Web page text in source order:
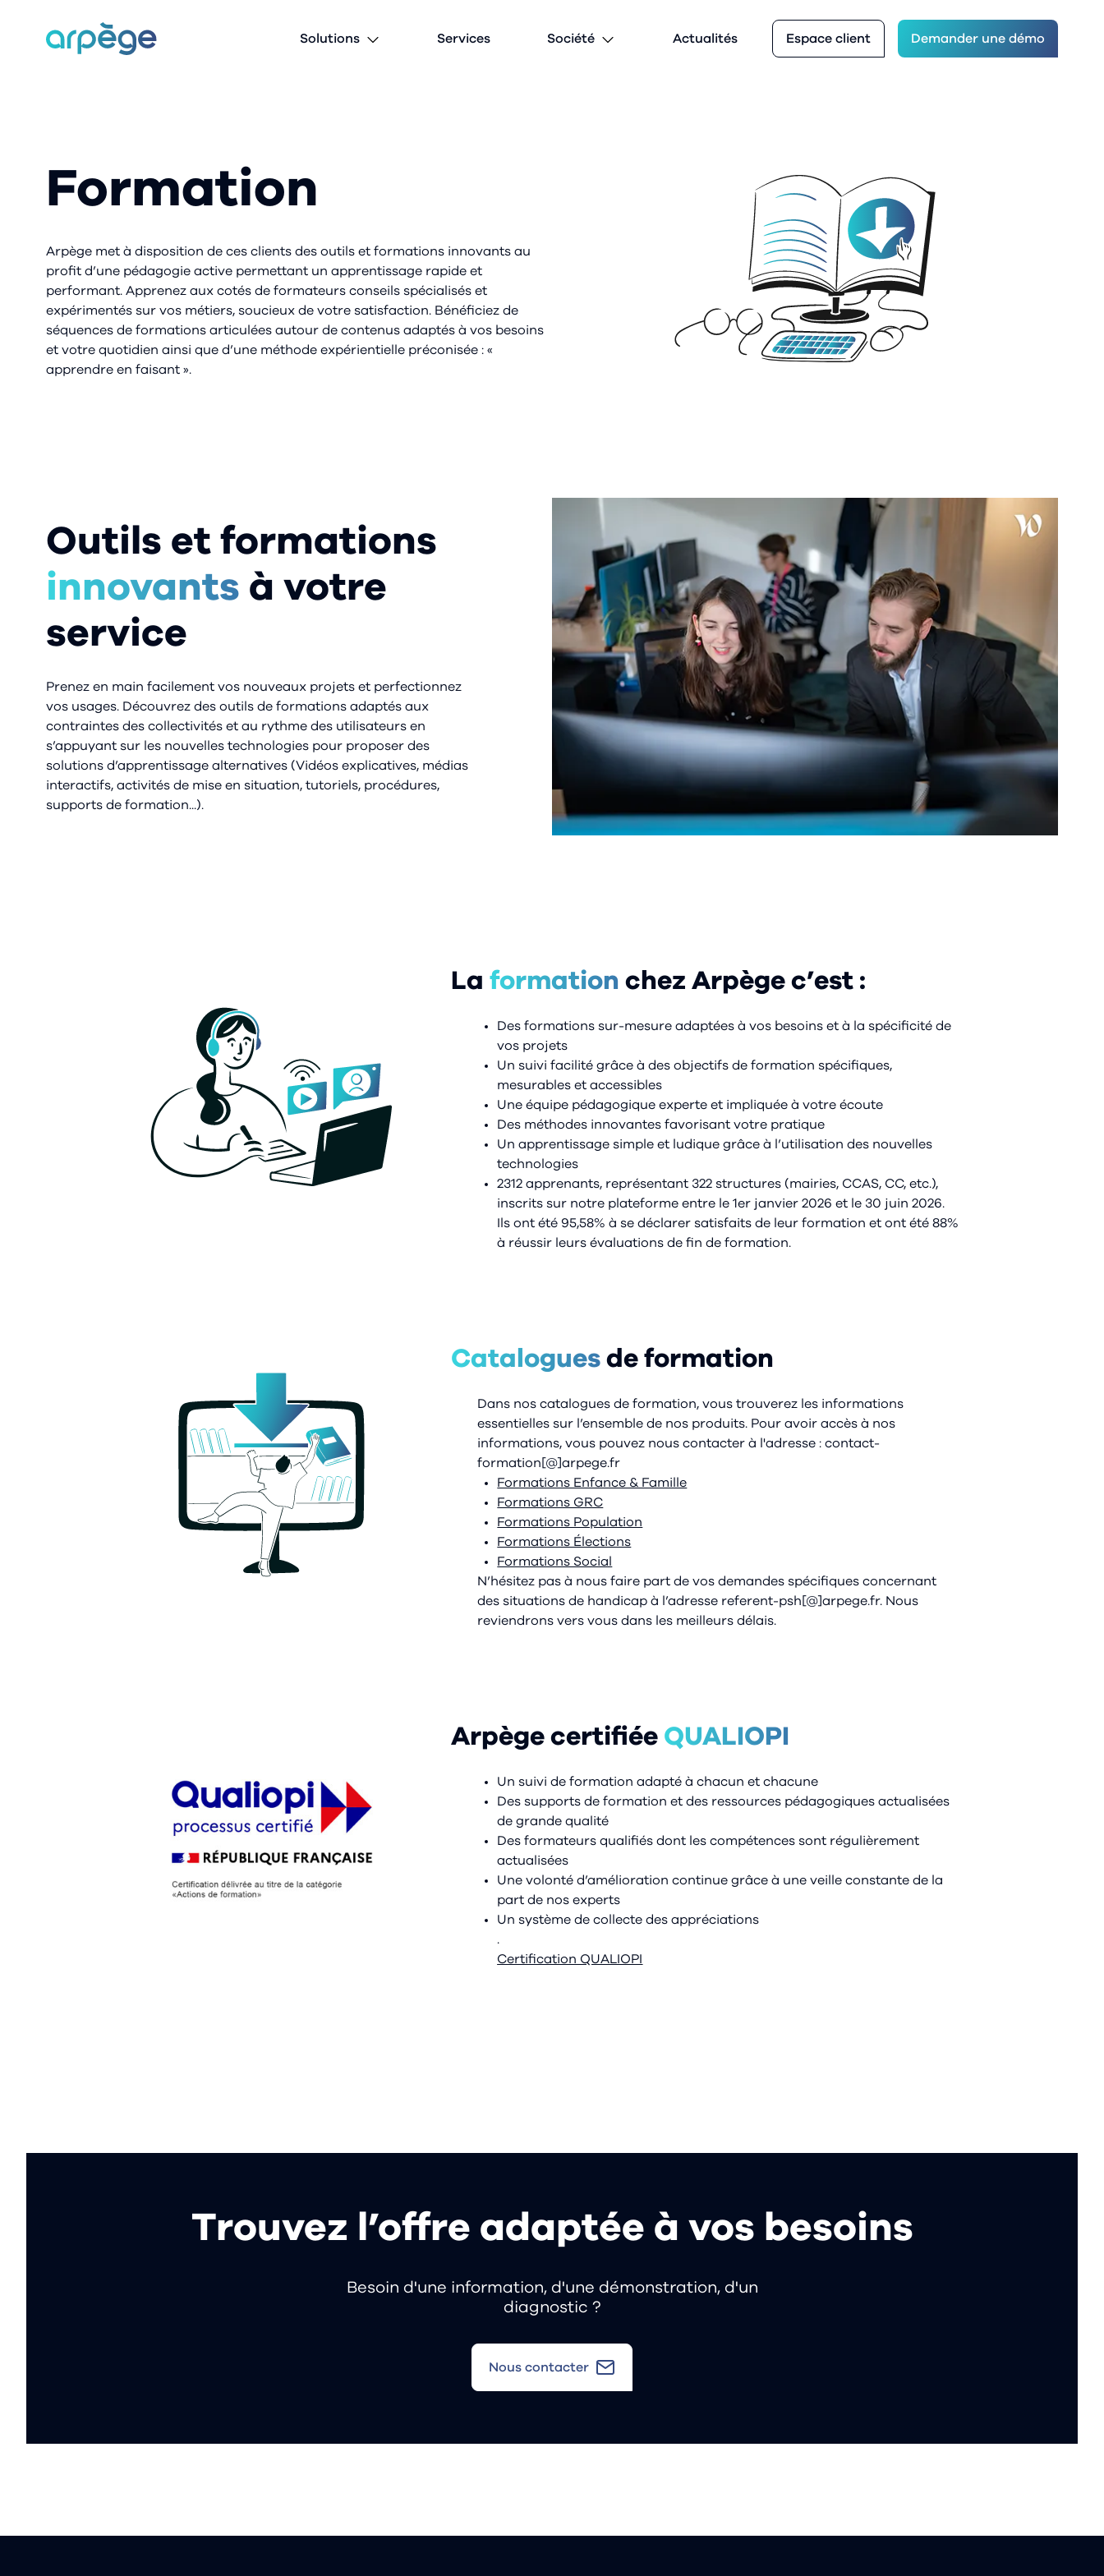
arpège
Solutions Services Société Actualités Espace client Demander une démo
Formation
Arpège met à disposition de ces clients des outils et formations innovants au
profit d’une pédagogie active permettant un apprentissage rapide et
performant. Apprenez aux cotés de formateurs conseils spécialisés et
expérimentés sur vos métiers, soucieux de votre satisfaction. Bénéficiez de
séquences de formations articulées autour de contenus adaptés à vos besoins
et votre quotidien ainsi que d’une méthode expérientielle préconisée : «
apprendre en faisant ».
Outils et formations
innovants à votre
service
Prenez en main facilement vos nouveaux projets et perfectionnez
vos usages. Découvrez des outils de formations adaptés aux
contraintes des collectivités et au rythme des utilisateurs en
s’appuyant sur les nouvelles technologies pour proposer des
solutions d’apprentissage alternatives (Vidéos explicatives, médias
interactifs, activités de mise en situation, tutoriels, procédures,
supports de formation...).
Laformation chez Arpège c’est :
Des formations sur-mesure adaptées à vos besoins et à la spécificité de
vos projets
Un suivi facilité grâce à des objectifs de formation spécifiques,
mesurables et accessibles
Une équipe pédagogique experte et impliquée à votre écoute
Des méthodes innovantes favorisant votre pratique
Un apprentissage simple et ludique grâce à l’utilisation des nouvelles
technologies
2312 apprenants, représentant 322 structures (mairies, CCAS, CC, etc.),
inscrits sur notre plateforme entre le 1er janvier 2026 et le 30 juin 2026.
Ils ont été 95,58% à se déclarer satisfaits de leur formation et ont été 88%
à réussir leurs évaluations de fin de formation.
Catalogues de formation
Dans nos catalogues de formation, vous trouverez les informations
essentielles sur l’ensemble de nos produits. Pour avoir accès à nos
informations, vous pouvez nous contacter à l'adresse : contact-
formation[@]arpege.fr
Formations Enfance & Famille
Formations GRC
Formations Population
Formations Élections
Formations Social
N’hésitez pas à nous faire part de vos demandes spécifiques concernant
des situations de handicap à l’adresse referent-psh[@]arpege.fr. Nous
reviendrons vers vous dans les meilleurs délais.
Arpège certifiée QUALIOPI
Un suivi de formation adapté à chacun et chacune
Des supports de formation et des ressources pédagogiques actualisées
de grande qualité
Des formateurs qualifiés dont les compétences sont régulièrement
actualisées
Une volonté d’amélioration continue grâce à une veille constante de la
part de nos experts
Un système de collecte des appréciations
.
Certification QUALIOPI
Trouvez l’offre adaptée à vos besoins
Besoin d'une information, d'une démonstration, d'un
diagnostic ?
Nous contacter